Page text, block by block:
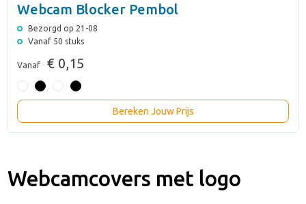
Webcam Blocker Pembol
Bezorgd op 21-08
Vanaf 50 stuks
Vanaf € 0,15
Bereken Jouw Prijs
Webcamcovers met logo